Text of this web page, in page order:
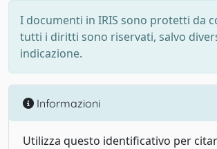
I documenti in IRIS sono protetti da
tutti i diritti sono riservati, salvo
indicazione.
Informazioni
Utilizza questo identificativo per